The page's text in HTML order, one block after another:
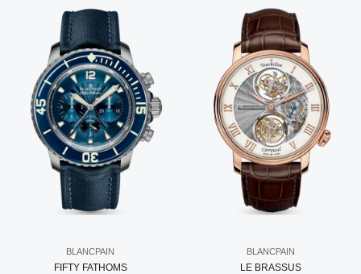
BLANCPAIN
FIFTY FATHOMS
BLANCPAIN
LE BRASSUS